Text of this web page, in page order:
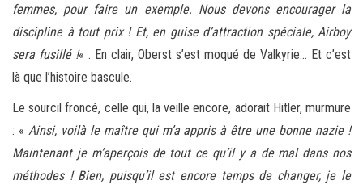
femmes, pour faire un exemple. Nous devons encourager la
discipline à tout prix ! Et, en guise d’attraction spéciale, Airboy
sera fusillé !« . En clair, Oberst s’est moqué de Valkyrie… Et c’est
là que l’histoire bascule.
Le sourcil froncé, celle qui, la veille encore, adorait Hitler, murmure
: « Ainsi, voilà le maître qui m’a appris à être une bonne nazie !
Maintenant je m’aperçois de tout ce qu’il y a de mal dans nos
méthodes ! Bien, puisqu’il est encore temps de changer, je le